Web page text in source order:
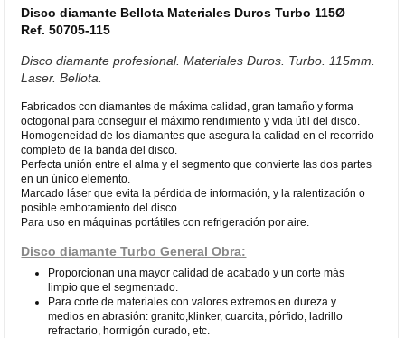
Disco diamante Bellota Materiales Duros Turbo 115Ø
Ref. 50705-115
Disco diamante profesional. Materiales Duros. Turbo. 115mm.
Laser. Bellota.
Fabricados con diamantes de máxima calidad, gran tamaño y forma
octogonal para conseguir el máximo rendimiento y vida útil del disco.
Homogeneidad de los diamantes que asegura la calidad en el recorrido
completo de la banda del disco.
Perfecta unión entre el alma y el segmento que convierte las dos partes
en un único elemento.
Marcado láser que evita la pérdida de información, y la ralentización o
posible embotamiento del disco.
Para uso en máquinas portátiles con refrigeración por aire.
Disco diamante Turbo General Obra:
Proporcionan una mayor calidad de acabado y un corte más
limpio que el segmentado.
Para corte de materiales con valores extremos en dureza y
medios en abrasión: granito,klinker, cuarcita, pórfido, ladrillo
refractario, hormigón curado, etc.